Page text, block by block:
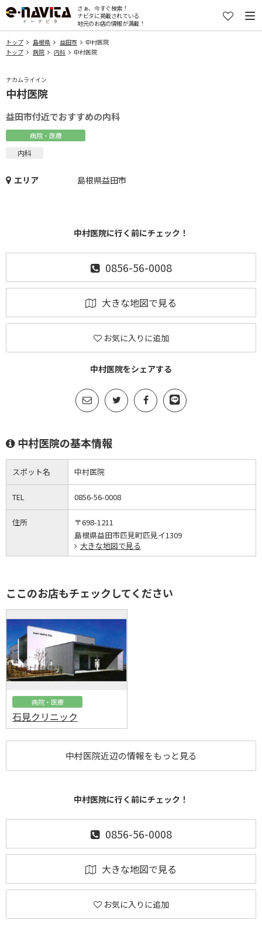
さぁ、今すぐ検索！
ナビタに掲載されている
地元のお店の情報が満載！
トップ 島根県 益田市
中村医院
トップ
病院 内科 中村医院
ナカムライイン
中村医院
益田市付近でおすすめの内科
病院・医療
内科
エリア 島根県益田市
中村医院に行く前にチェック！
0856-56-0008
大きな地図で見る
お気に入りに追加
中村医院をシェアする
中村医院の基本情報
スポット名 中村医院
TEL 0856-56-0008
住所
〒698-1211
島根県益田市匹見町匹見イ1309
大きな地図で見る
ここのお店もチェックしてください
病院・医療
石見クリニック
中村医院近辺の情報をもっと見る
中村医院に行く前にチェック！
0856-56-0008
大きな地図で見る
お気に入りに追加